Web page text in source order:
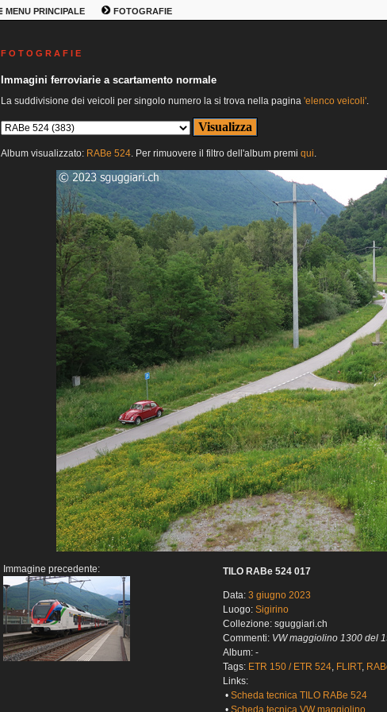
MENU PRINCIPALE FOTOGRAFIE
F O T O G R A F I E
Immagini ferroviarie a scartamento normale
La suddivisione dei veicoli per singolo numero la si trova nella pagina 'elenco veicoli'.
Album visualizzato: RABe 524. Per rimuovere il filtro dell'album premi qui.
Immagine precedente: TILO RABe 524 017
Data: 3 giugno 2023
Luogo: Sigirino
Collezione: sguggiari.ch
Commenti: VW maggiolino 1300 del
Album: -
Tags: ETR 150 / ETR 524, FLIRT,
Links:
• Scheda tecnica TILO RABe 524